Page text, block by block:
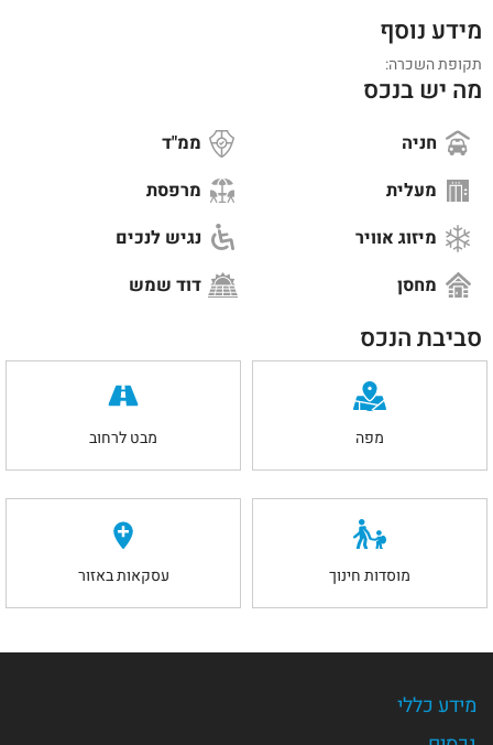
מידע נוסף
תקופת השכרה:
מה יש בנכס
חניה
ממ"ד
מעלית
מרפסת
מיזוג אוויר
נגיש לנכים
מחסן
דוד שמש
סביבת הנכס
מפה מבט לרחוב
מוסדות חינוך עסקאות באזור
מידע כללי